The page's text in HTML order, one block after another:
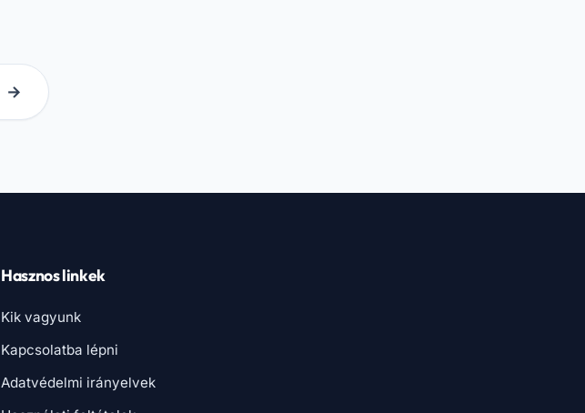
→
Hasznos linkek
Kik vagyunk
Kapcsolatba lépni
Adatvédelmi irányelvek